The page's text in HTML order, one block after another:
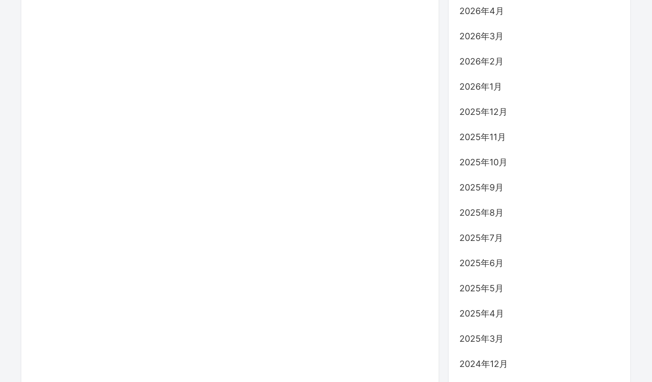
2026年4月
2026年3月
2026年2月
2026年1月
2025年12月
2025年11月
2025年10月
2025年9月
2025年8月
2025年7月
2025年6月
2025年5月
2025年4月
2025年3月
2024年12月